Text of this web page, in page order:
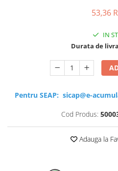
53,36
IN
Durata de
Pentru SEAP: sicap@e-
Cod Produs:
Adauga la